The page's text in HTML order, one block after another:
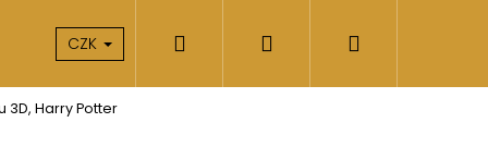
O nás
CZK Přihlášení
3D, Harry Potter